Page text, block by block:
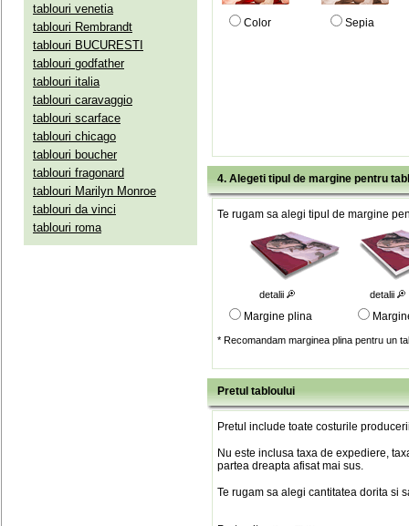
tablouri venetia
tablouri Rembrandt
tablouri BUCURESTI
tablouri godfather
tablouri italia
tablouri caravaggio
tablouri scarface
tablouri chicago
tablouri boucher
tablouri fragonard
tablouri Marilyn Monroe
tablouri da vinci
tablouri roma
Color Sepia
4. Alegeti tipul de margine pentru
Te rugam sa alegi tipul de margine
detalii detalii
Margine plina
* Recomandam marginea plina pentru un
Pretul tabloului
Pretul include toate costurile
Nu este inclusa taxa de expediere,
partea dreapta afisat mai sus.
Te rugam sa alegi cantitatea dorita si